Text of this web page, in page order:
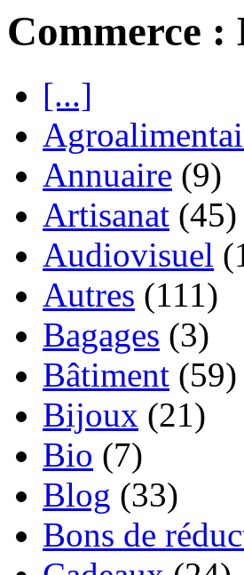
Commerce :
[...]
Annuaire (9)
Artisanat (45)
Audiovisuel
Autres (111)
Bagages (3)
Bâtiment (59)
Bijoux (21)
Bio (7)
Blog (33)
Bons de